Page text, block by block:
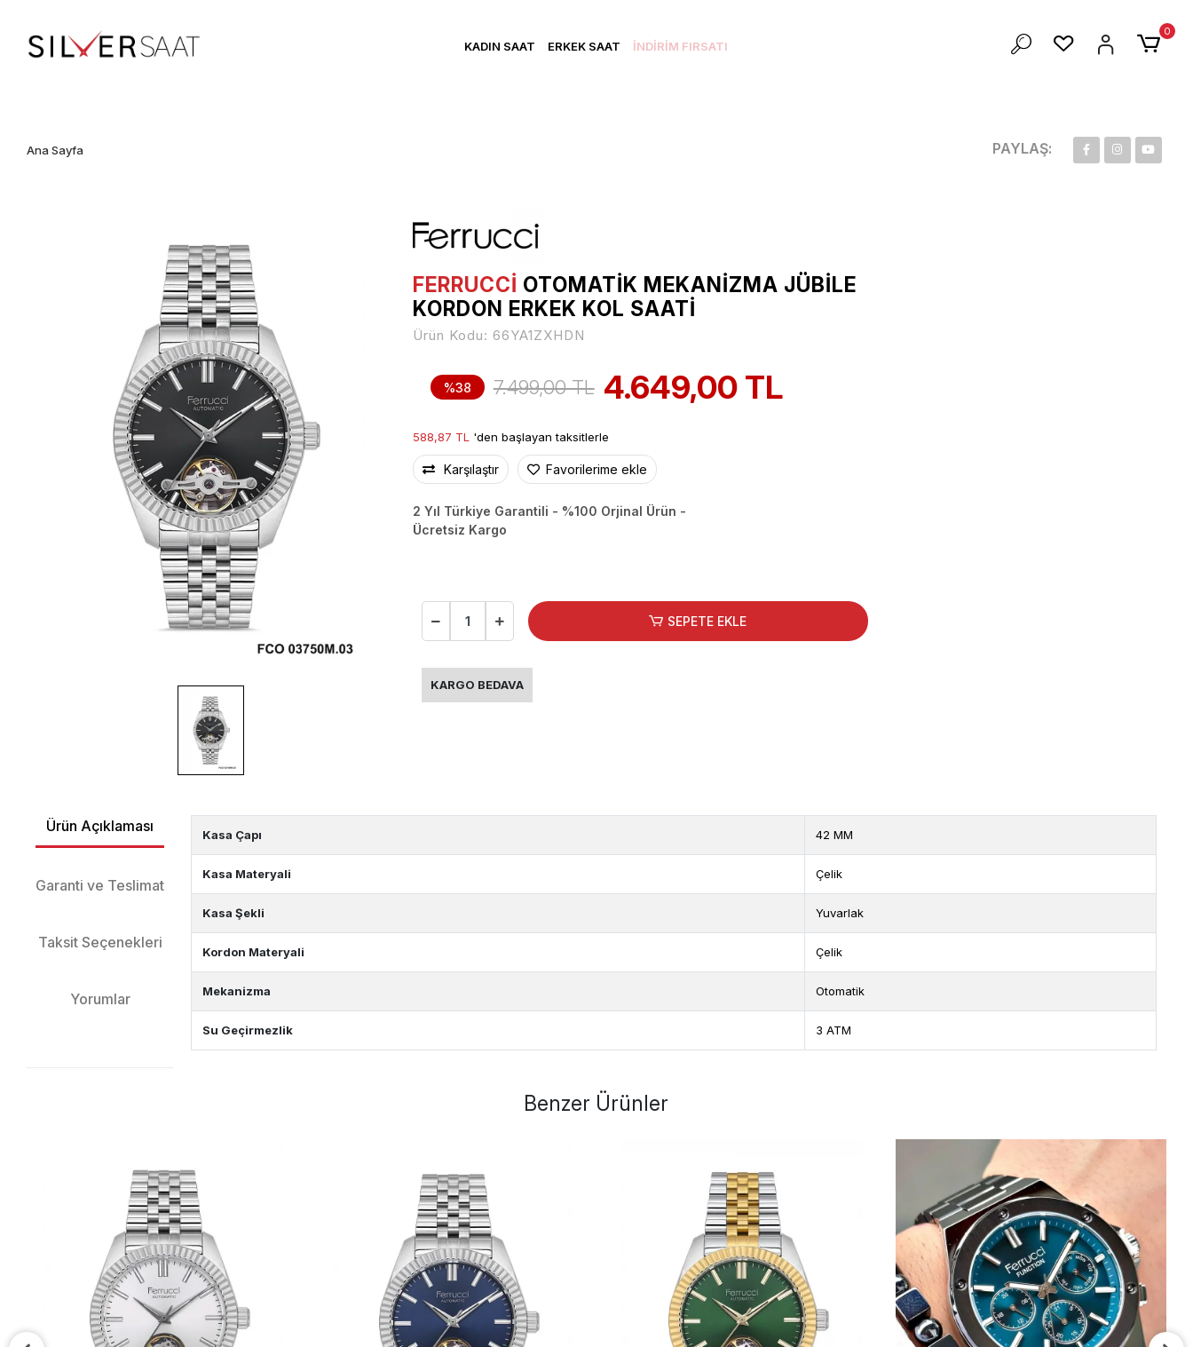
KADIN SAAT ERKEK SAAT İNDİRİM FIRSATI
0
Ana Sayfa PAYLAŞ:
FERRUCCİ OTOMATIK MEKANIZMA JÜBILE
KORDON ERKEK KOL SAATI
Ürün Kodu: 66YA1ZXHDN
%38 7.499,00 TL 4.649,00 TL
588,87 TL 'den başlayan taksitlerle
Karşılaştır Favorilerime ekle
2 Yıl Türkiye Garantili - %100 Orjinal Ürün -
Ücretsiz Kargo
SEPETE EKLE
KARGO BEDAVA
Ürün Açıklaması
Garanti ve Teslimat
Taksit Seçenekleri
Yorumlar
Kasa Çapı 42 MM
Kasa Materyali Çelik
Kasa Şekli Yuvarlak
Kordon Materyali Çelik
Mekanizma Otomatik
Su Geçirmezlik 3 ATM
Benzer Ürünler